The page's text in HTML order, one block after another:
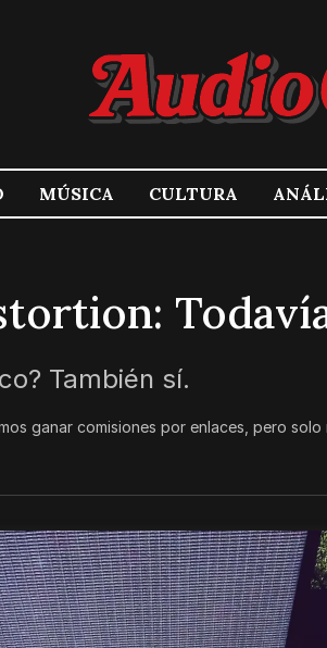
MÚSICA CULTURA
También sí.
ganar comisiones por enlaces, pero